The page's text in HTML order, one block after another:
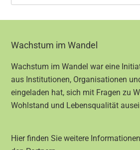
Footer
Wachstum im Wandel
Wachstum im Wandel war eine
aus Institutionen, Organisationen
eingeladen hat, sich mit Fragen zu
Wohlstand und Lebensqualität
Hier finden Sie weitere